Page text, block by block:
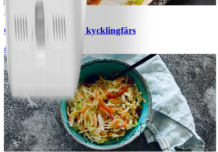
Chili con carne med kycklingfärs
#